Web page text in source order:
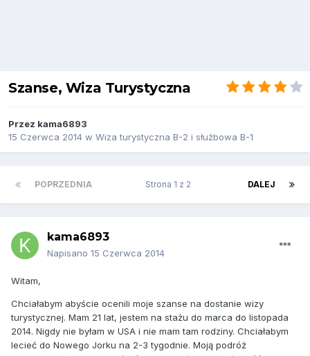
Szanse, Wiza Turystyczna
Przez kama6893
15 Czerwca 2014 w Wiza turystyczna B-2 i służbowa B-1
POPRZEDNIA DALEJ
Strona 1 z 2
kama6893
Napisano 15 Czerwca 2014
Witam,
Chciałabym abyście ocenili moje szanse na dostanie wizy
turystycznej. Mam 21 lat, jestem na stażu do marca do listopada
2014. Nigdy nie byłam w USA i nie mam tam rodziny. Chciałabym
lecieć do Nowego Jorku na 2-3 tygodnie. Moją podróż